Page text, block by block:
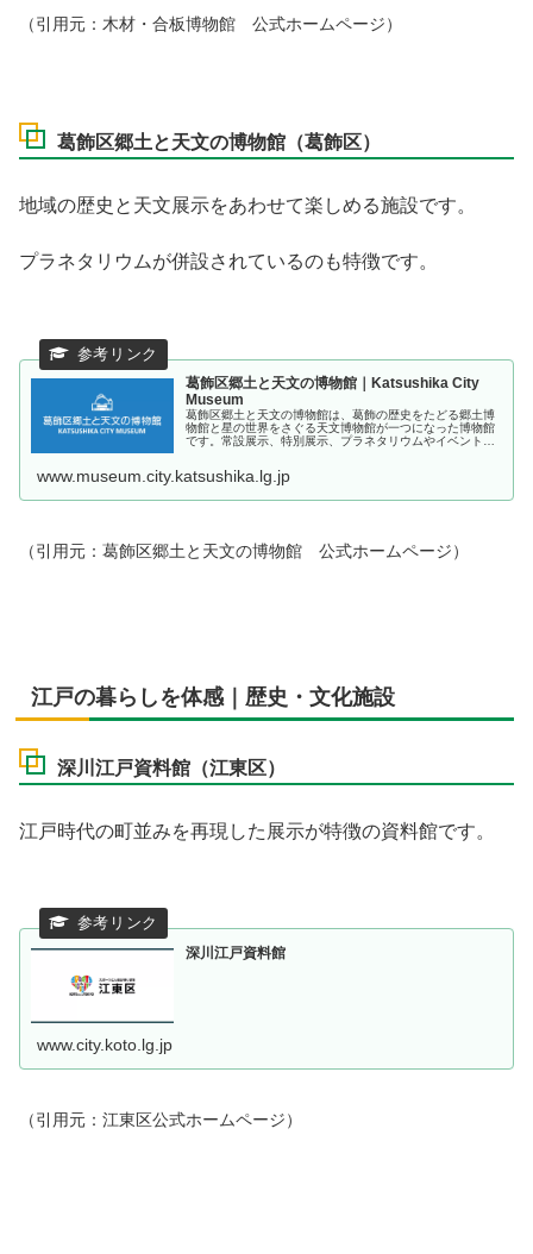
（引用元：木材・合板博物館 公式ホームページ）
葛飾区郷土と天文の博物館（葛飾区）
地域の歴史と天文展示をあわせて楽しめる施設です。
プラネタリウムが併設されているのも特徴です。
葛飾区郷土と天文の博物館｜Katsushika City
Museum
葛飾区郷土と天文の博物館は、葛飾の歴史をたどる郷土博
物館と星の世界をさぐる天文博物館が一つになった博物館
です。常設展示、特別展示、プラネタリウムやイベントの
展と、未来のかつしかを創造する拠...
www.museum.city.katsushika.lg.jp
（引用元：葛飾区郷土と天文の博物館 公式ホームページ）
江戸の暮らしを体感｜歴史・文化施設
深川江戸資料館（江東区）
江戸時代の町並みを再現した展示が特徴の資料館です。
深川江戸資料館
www.city.koto.lg.jp
（引用元：江東区公式ホームページ）